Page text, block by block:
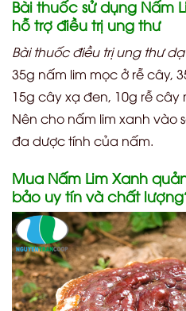
Bài thuốc sử dụng Nấm
hỗ trợ điều trị ung thư
Bài thuốc điều trị ung thư
35g nấm lim mọc ở rễ cây,
15g cây xạ đen, 10g rễ
Nên cho nấm lim xanh vào
đa dược tính của nấm.
Mua Nấm Lim Xanh
bảo uy tín và chất